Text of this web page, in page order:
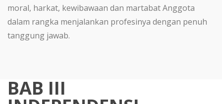
moral, harkat, kewibawaan dan martabat Anggota
dalam rangka menjalankan profesinya dengan penuh
tanggung jawab.
BAB III